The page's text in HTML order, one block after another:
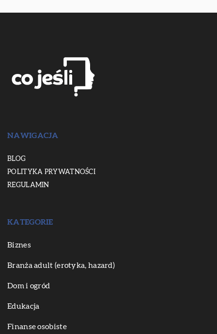
NAWIGACJA
BLOG
POLITYKA PRYWATNOŚCI
REGULAMIN
KATEGORIE
Biznes
Branża adult (erotyka, hazard)
Dom i ogród
Edukacja
Finanse osobiste